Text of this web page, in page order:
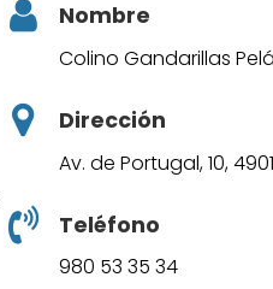
Nombre
Colino Gandarillas
Dirección
Av. de Portugal, 10,
Teléfono
980 53 35 34